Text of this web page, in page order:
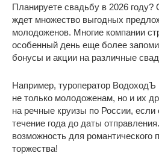
Планируете свадьбу в 2026
ждет множество выгодных
молодоженов. Многие компании
особенный день еще более
бонусы и акции на различные
Например, туроператор ВодоходЪ
не только молодоженам, но и их
на речные круизы по России, если
течение года до даты
возможность для романтического
торжества!